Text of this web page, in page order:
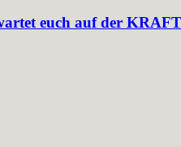
euch auf der